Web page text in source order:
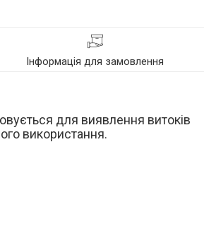
Інформація для замовлення
для виявлення витоків
використання.